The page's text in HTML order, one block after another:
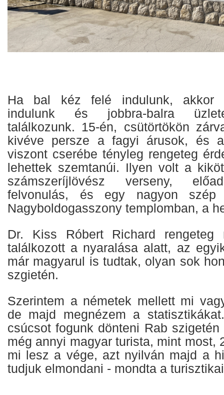
Ha bal kéz felé indulunk, akkor
indulunk és jobbra-balra
találkozunk. 15-én, csütörtökön
kivéve persze a fagyi árusok, és
viszont cserébe tényleg rengeteg
lehettek szemtanúi. Ilyen volt a
számszeríjlövész verseny,
felvonulás, és egy nagyon
Nagyboldogasszony templomban, a
Dr. Kiss Róbert Richard rengeteg
találkozott a nyaralása alatt, az
már magyarul is tudtak, olyan sok
szgietén.
Szerintem a németek mellett mi
de majd megnézem a
csúcsot fogunk dönteni Rab
még annyi magyar turista, mint most,
mi lesz a vége, azt nyilván majd a
tudjuk elmondani - mondta a